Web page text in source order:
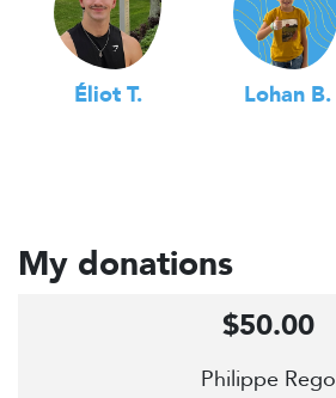
Éliot T. Lohan B.
My donations
Philippe Rego
$50.00